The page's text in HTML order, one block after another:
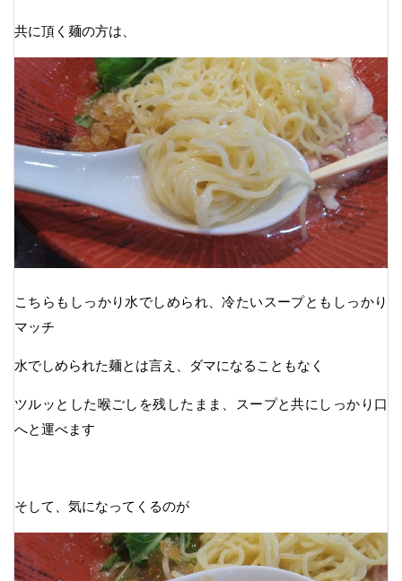
共に頂く麺の方は、
こちらもしっかり水でしめられ、冷たいスープともしっかり
マッチ
水でしめられた麺とは言え、ダマになることもなく
ツルッとした喉ごしを残したまま、スープと共にしっかり口
へと運べます
そして、気になってくるのが